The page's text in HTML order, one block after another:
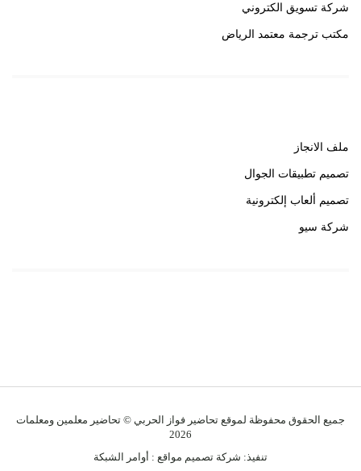
شركة تسويق الكتروني
مكتب ترجمة معتمد الرياض
ملف الانجاز
تصميم تطبيقات الجوال
تصميم ألعاب إلكترونية
شركة سيو
جميع الحقوق محفوظة لموقع تحاضير فواز الحربي © تحاضير معلمين ومعلمات
2026
تنفيذ: شركة تصميم مواقع : أوامر الشبكة